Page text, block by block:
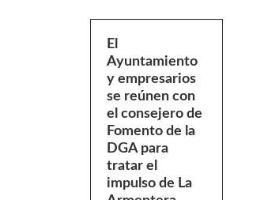
El
Ayuntamiento
y empresarios
se reúnen con
el consejero de
Fomento de la
DGA para
tratar el
impulso de La